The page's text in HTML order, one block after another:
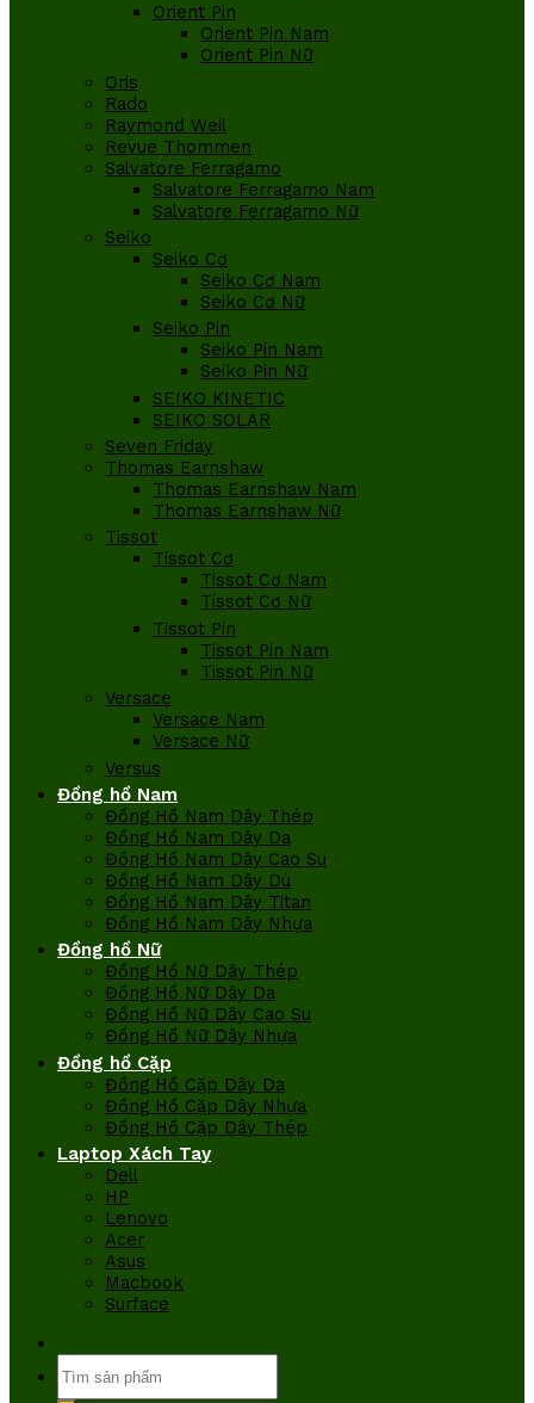
Orient Pin
Orient Pin Nam
Orient Pin Nữ
Oris
Rado
Raymond Weil
Revue Thommen
Salvatore Ferragamo
Salvatore Ferragamo Nam
Salvatore Ferragamo Nữ
Seiko
Seiko Cơ
Seiko Cơ Nam
Seiko Cơ Nữ
Seiko Pin
Seiko Pin Nam
Seiko Pin Nữ
SEIKO KINETIC
SEIKO SOLAR
Seven Friday
Thomas Earnshaw
Thomas Earnshaw Nam
Thomas Earnshaw Nữ
Tissot
Tissot Cơ
Tissot Cơ Nam
Tissot Cơ Nữ
Tissot Pin
Tissot Pin Nam
Tissot Pin Nữ
Versace
Versace Nam
Versace Nữ
Versus
Đồng hồ Nam
Đồng Hồ Nam Dây Thép
Đồng Hồ Nam Dây Da
Đồng Hồ Nam Dây Cao Su
Đồng Hồ Nam Dây Dù
Đồng Hồ Nam Dây Titan
Đồng Hồ Nam Dây Nhựa
Đồng hồ Nữ
Đồng Hồ Nữ Dây Thép
Đồng Hồ Nữ Dây Da
Đồng Hồ Nữ Dây Cao Su
Đồng Hồ Nữ Dây Nhựa
Đồng hồ Cặp
Đồng Hồ Cặp Dây Da
Đồng Hồ Cặp Dây Nhựa
Đồng Hồ Cặp Dây Thép
Laptop Xách Tay
Dell
HP
Lenovo
Acer
Asus
Macbook
Surface
kiếm: